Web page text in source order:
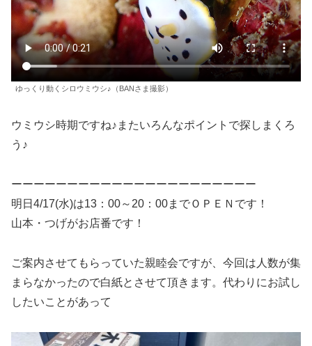
ゆっくり動くシロウミウシ♪（BANさま撮影）
ウミウシ時期ですね♪またいろんなポイントで探しまくろ
う♪
ーーーーーーーーーーーーーーーーーーーーーー
明日4/17(水)は13：00～20：00までＯＰＥＮです！
山本・つげがお店番です！
ご案内させてもらっていた親睦会ですが、今回は人数が集
まらなかったので白紙とさせて頂きます。代わりにお試し
したいことがあって